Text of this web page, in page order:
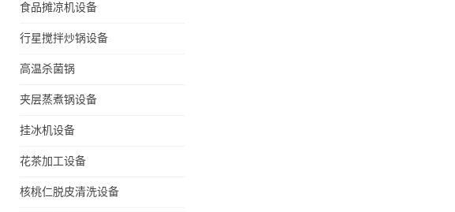
食品摊凉机设备
行星搅拌炒锅设备
高温杀菌锅
夹层蒸煮锅设备
挂冰机设备
花茶加工设备
核桃仁脱皮清洗设备